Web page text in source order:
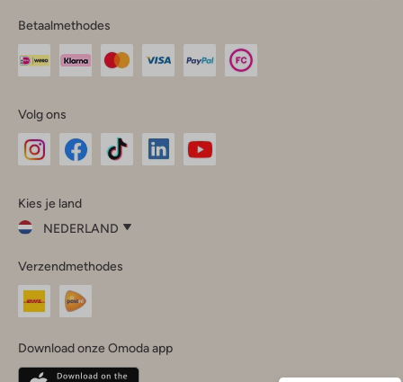
Betaalmethodes
Volg ons
InstagramFacebook
Kies je land
NEDERLAND
je
land
Nederland
Belgique(Français)
Verzendmethodes
Download onze Omoda app